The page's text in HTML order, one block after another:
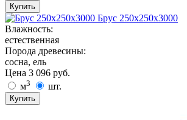
Купить
Брус 250х250х3000
Влажность:
естественная
Порода древесины:
сосна, ель
Цена 3 096 руб.
м3 шт.
Купить